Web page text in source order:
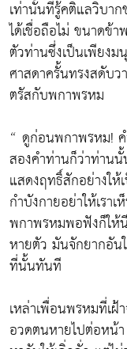
เท่านั้นที่รู้คติแลวิบา
ได้เชื่อถือไม่ ขนาดข้
ตัวท่านซึ่งเป็นเพียงม
ศาสดาครั้นทรงสดับ
ตรัสกับพกาพรหม
“ ดูก่อนพกาพรหม!
สองคำท่านก็ว่าท่าน
แสดงฤทธิ์สักอย่างให้
กำบังกายอย่าให้เรา
พกาพรหมพอฟังก็ให้
หายตัว มันจักยากอัน
ที่นั้นทันที
เหล่าเพื่อนพรหมที่เ
อวดตนหายไปต่อหน้